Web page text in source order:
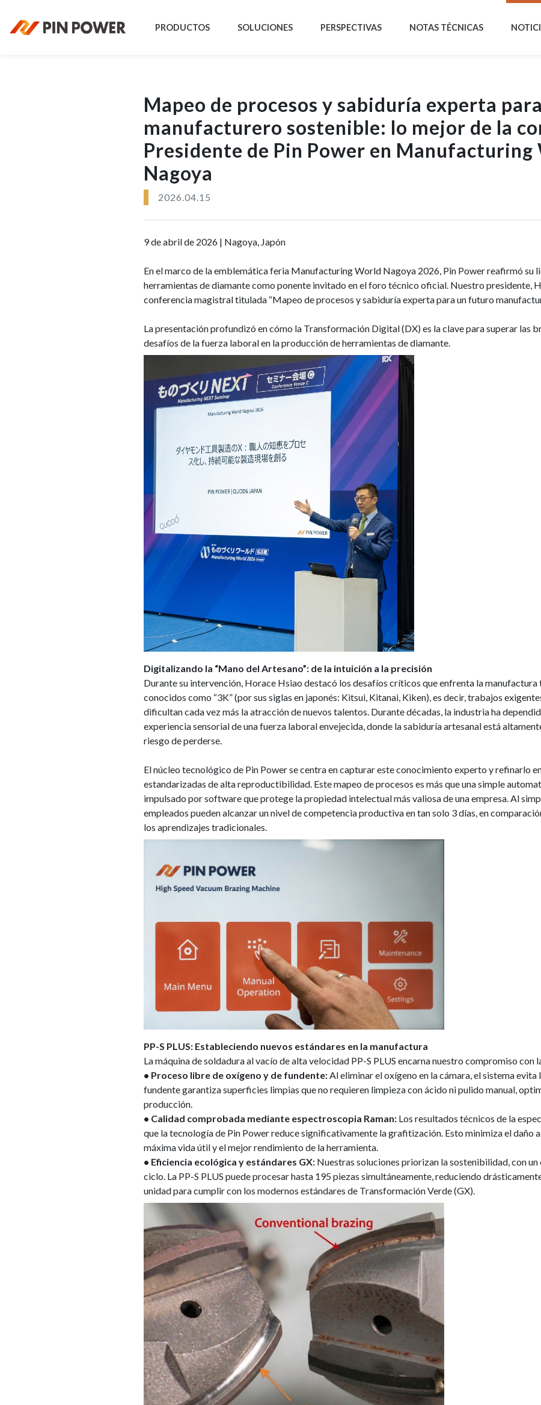
PRODUCTOS SOLUCIONES PERSPECTIVAS NOTAS TÉCNICAS
Mapeo de procesos y sabiduría experta
manufacturero sostenible: lo mejor de la
Presidente de Pin Power en Manufacturing
Nagoya
2026.04.15
9 de abril de 2026 | Nagoya, Japón
En el marco de la emblemática feria Manufacturing World Nagoya 2026, Pin Power reafirmó su
herramientas de diamante como ponente invitado en el foro técnico oficial. Nuestro presidente,
conferencia magistral titulada “Mapeo de procesos y sabiduría experta para un futuro
La presentación profundizó en cómo la Transformación Digital (DX) es la clave para superar las
desafíos de la fuerza laboral en la producción de herramientas de diamante.
Digitalizando la “Mano del Artesano”: de la intuición a la precisión
Durante su intervención, Horace Hsiao destacó los desafíos críticos que enfrenta la
conocidos como “3K” (por sus siglas en japonés: Kitsui, Kitanai, Kiken), es decir, trabajos
dificultan cada vez más la atracción de nuevos talentos. Durante décadas, la industria ha
experiencia sensorial de una fuerza laboral envejecida, donde la sabiduría artesanal está
riesgo de perderse.
El núcleo tecnológico de Pin Power se centra en capturar este conocimiento experto y refinarlo
estandarizadas de alta reproductibilidad. Este mapeo de procesos es más que una simple
impulsado por software que protege la propiedad intelectual más valiosa de una empresa. Al
empleados pueden alcanzar un nivel de competencia productiva en tan solo 3 días, en
los aprendizajes tradicionales.
PP-S PLUS: Estableciendo nuevos estándares en la manufactura
La máquina de soldadura al vacío de alta velocidad PP-S PLUS encarna nuestro compromiso con
• Proceso libre de oxígeno y de fundente:Al eliminar el oxígeno en la cámara, el sistema evita
fundente garantiza superficies limpias que no requieren limpieza con ácido ni pulido manual,
producción.
• Calidad comprobada mediante espectroscopia Raman: Los resultados técnicos de la
que la tecnología de Pin Power reduce significativamente la grafitización. Esto minimiza el daño
máxima vida útil y el mejor rendimiento de la herramienta.
• Eficiencia ecológica y estándares GX: Nuestras soluciones priorizan la sostenibilidad, con
ciclo. La PP-S PLUS puede procesar hasta 195 piezas simultáneamente, reduciendo
unidad para cumplir con los modernos estándares de Transformación Verde (GX).